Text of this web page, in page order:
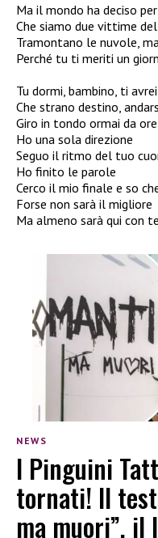
Ma il mondo ha deciso
Che siamo due vittime
Tramontano le nuvole,
Perché tu ti meriti un
Tu dormi, bambino, ti
Che strano destino,
Giro in tondo ormai da ore
Ho una sola direzione
Seguo il ritmo del tuo
Ho finito le parole
Cerco il mio finale e so
Forse non sarà il migliore
Ma almeno sarà qui con te
NEWS
I Pinguini
tornati! Il
ma muori”, il